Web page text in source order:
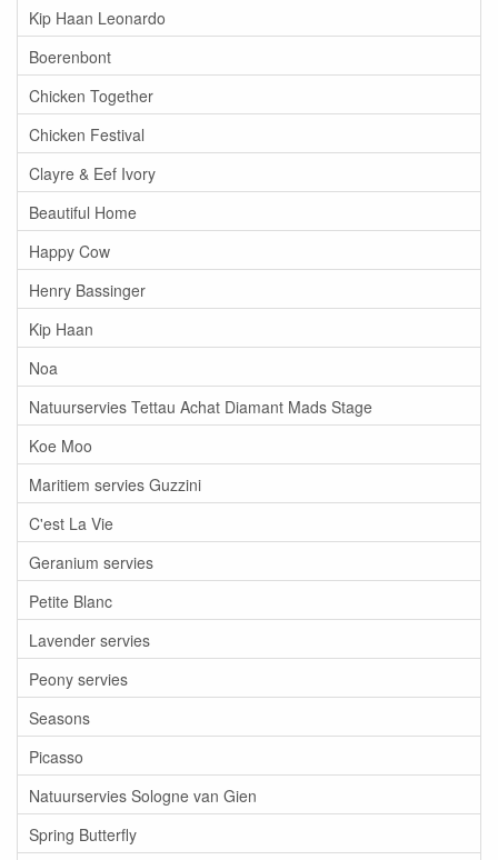
Kip Haan Leonardo
Boerenbont
Chicken Together
Chicken Festival
Clayre & Eef Ivory
Beautiful Home
Happy Cow
Henry Bassinger
Kip Haan
Noa
Natuurservies Tettau Achat Diamant Mads Stage
Koe Moo
Maritiem servies Guzzini
C'est La Vie
Geranium servies
Petite Blanc
Lavender servies
Peony servies
Seasons
Picasso
Natuurservies Sologne van Gien
Spring Butterfly